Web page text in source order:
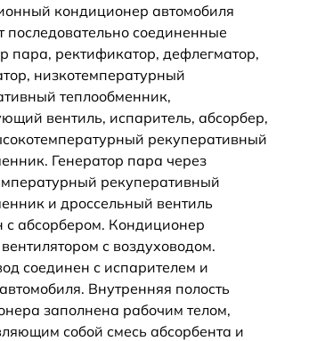
кондиционер автомобиля
последовательно соединенные
пара, ректификатор, дефлегматор,
низкотемпературный
теплообменник,
вентиль, испаритель, абсорбер,
рекуперативный
Генератор пара через
рекуперативный
и дроссельный вентиль
с абсорбером. Кондиционер
с воздуховодом.
соединен с испарителем и
Внутренняя полость
заполнена рабочим телом,
собой смесь абсорбента и